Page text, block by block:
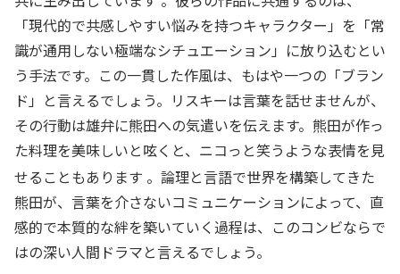
「現代的で共感しやすい悩みを持つキャラクター」を「常
識が通用しない極端なシチュエーション」に放り込むとい
う手法です。この一貫した作風は、もはや一つの「ブラン
ド」と言えるでしょう。リスキーは言葉を話せませんが、
その行動は雄弁に熊田への気遣いを伝えます。熊田が作っ
た料理を美味しいと呟くと、ニコっと笑うような表情を見
せることもあります 。論理と言語で世界を構築してきた
熊田が、言葉を介さないコミュニケーションによって、直
感的で本質的な絆を築いていく過程は、このコンビならで
はの深い人間ドラマと言えるでしょう。